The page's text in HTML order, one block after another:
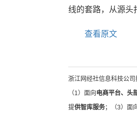
线的套路，从源头
查看原文
浙江网经社信息科技公
（1）面向 电商平台、头
提供智库服务；（3）面